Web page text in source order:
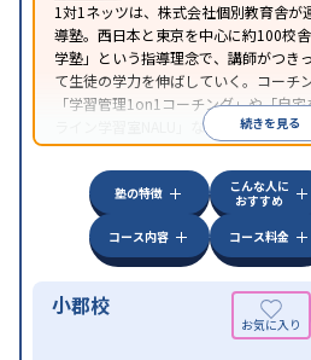
1対1ネッツは、株式会社個別教育舎が
導塾。西日本と東京を中心に約100校
学塾」という指導理念で、講師がつき
て生徒の学力を伸ばしていく。コーチ
「学習管理1on1コーチング」や「自
ライン学習室NALU」など、自宅学習
いる。
続きを見る
塾の特徴
こんな人に
おすすめ
コース内容
コース料金
小郡校